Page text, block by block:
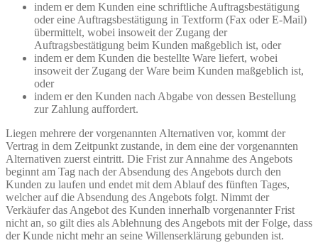
indem er dem Kunden eine schriftliche Auftragsbestätigung
oder eine Auftragsbestätigung in Textform (Fax oder E-Mail)
übermittelt, wobei insoweit der Zugang der
Auftragsbestätigung beim Kunden maßgeblich ist, oder
indem er dem Kunden die bestellte Ware liefert, wobei
insoweit der Zugang der Ware beim Kunden maßgeblich ist,
oder
indem er den Kunden nach Abgabe von dessen Bestellung
zur Zahlung auffordert.
Liegen mehrere der vorgenannten Alternativen vor, kommt der
Vertrag in dem Zeitpunkt zustande, in dem eine der vorgenannten
Alternativen zuerst eintritt. Die Frist zur Annahme des Angebots
beginnt am Tag nach der Absendung des Angebots durch den
Kunden zu laufen und endet mit dem Ablauf des fünften Tages,
welcher auf die Absendung des Angebots folgt. Nimmt der
Verkäufer das Angebot des Kunden innerhalb vorgenannter Frist
nicht an, so gilt dies als Ablehnung des Angebots mit der Folge, dass
der Kunde nicht mehr an seine Willenserklärung gebunden ist.